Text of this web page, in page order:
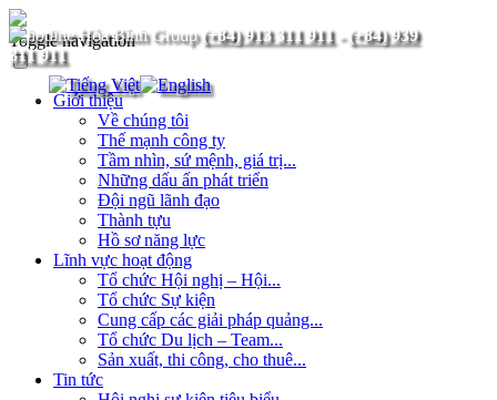
(+84) 913 311 911- (+84) 939
311 911
Toggle navigation
Giới thiệu
Về chúng tôi
Thế mạnh công ty
Tầm nhìn, sứ mệnh, giá trị...
Những dấu ấn phát triển
Đội ngũ lãnh đạo
Thành tựu
Hồ sơ năng lực
Lĩnh vực hoạt động
Tổ chức Hội nghị – Hội...
Tổ chức Sự kiện
Cung cấp các giải pháp quảng...
Tổ chức Du lịch – Team...
Sản xuất, thi công, cho thuê...
Tin tức